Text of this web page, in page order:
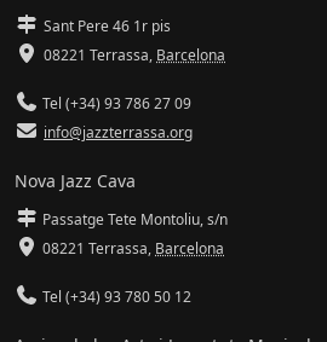
Sant Pere 46 1r pis
08221 Terrassa, Barcelona
Tel (+34) 93 786 27 09
info@jazzterrassa.org
Nova Jazz Cava
Passatge Tete Montoliu, s/n
08221 Terrassa, Barcelona
Tel (+34) 93 780 50 12